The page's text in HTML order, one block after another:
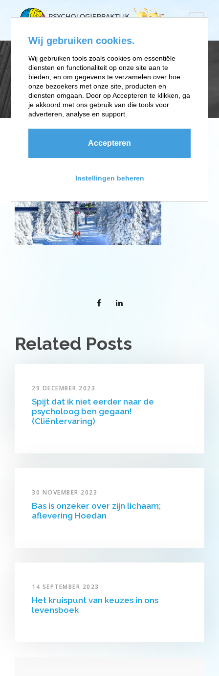
ANGST SKILIFT
Related Posts
29 DECEMBER 2023
Spijt dat ik niet eerder naar de
psycholoog ben gegaan!
(Cliëntervaring)
30 NOVEMBER 2023
Bas is onzeker over zijn lichaam;
aflevering Hoedan
14 SEPTEMBER 2023
Het kruispunt van keuzes in ons
levensboek
Wij gebruiken cookies.
Wij gebruiken tools zoals cookies om essentiële
diensten en functionaliteit op onze site aan te
bieden, en om gegevens te verzamelen over hoe
onze bezoekers met onze site, producten en
diensten omgaan. Door op Accepteren te klikken, ga
je akkoord met ons gebruik van die tools voor
adverteren, analyse en support.
Accepteren
Instellingen beheren